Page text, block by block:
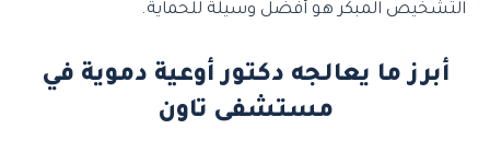
التشخيص المبكر هو أفضل وسيلة للحماية.
أبرز ما يعالجه دكتور أوعية دموية في
مستشفى تاون